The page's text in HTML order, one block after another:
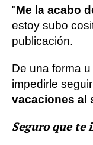
"Me la acabo
estoy subo
publicación.
De una forma
impedirle
vacaciones al
Seguro que te